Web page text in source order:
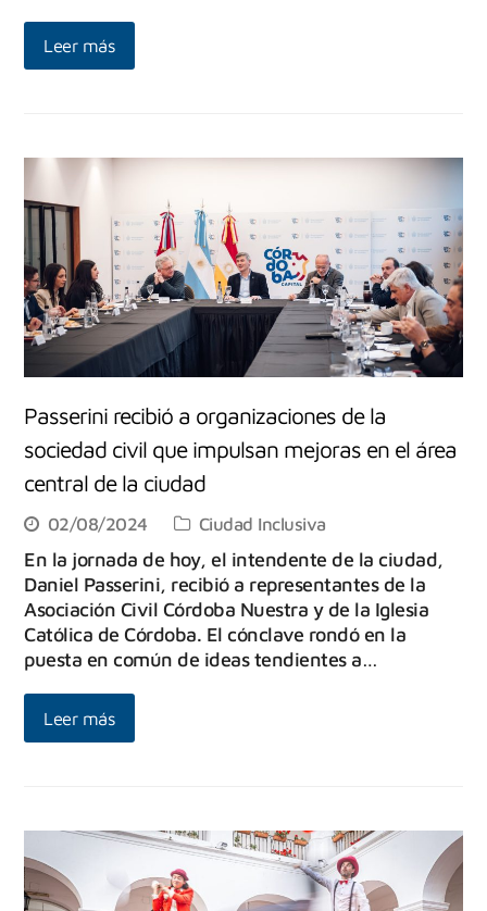
Leer más
Passerini recibió a organizaciones de la
sociedad civil que impulsan mejoras en el área
central de la ciudad
02/08/2024 Ciudad Inclusiva
En la jornada de hoy, el intendente de la ciudad,
Daniel Passerini, recibió a representantes de la
Asociación Civil Córdoba Nuestra y de la Iglesia
Católica de Córdoba. El cónclave rondó en la
puesta en común de ideas tendientes a…
Leer más